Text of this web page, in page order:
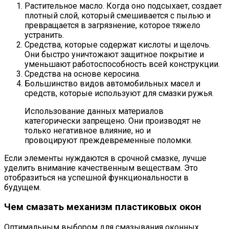
Растительное масло. Когда оно подсыхает, создает
плотный слой, который смешивается с пылью и
превращается в загрязнение, которое тяжело
устранить.
Средства, которые содержат кислоты и щелочь.
Они быстро уничтожают защитное покрытие и
уменьшают работоспособность всей конструкции.
Средства на основе керосина.
Большинство видов автомобильных масел и
средств, которые используют для смазки ружья.
Использование данных материалов
категорически запрещено. Они производят не
только негативное влияние, но и
провоцируют преждевременные поломки.
Если элементы нуждаются в срочной смазке, лучше
уделить внимание качественным веществам. Это
отобразиться на успешной функциональности в
будущем.
Чем смазать механизм пластиковых окон